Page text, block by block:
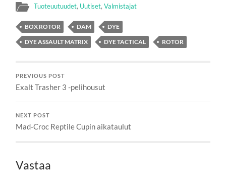
Tuoteuutuudet, Uutiset,Valmistajat
BOX ROTOR DAM
DYE
DYE ASSAULT MATRIX
DYE TACTICAL ROTOR
PREVIOUS POST
Exalt Trasher 3 -pelihousut
NEXT POST
Mad-Croc Reptile Cupin aikataulut
Vastaa